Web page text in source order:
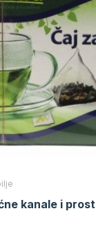
kanale i